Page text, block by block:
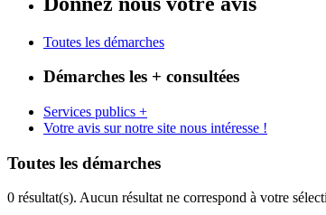
Toutes les démarches
Démarches les + consultées
Services publics +
Votre avis sur notre site nous intéresse !
Toutes les démarches
0 résultat(s). Aucun résultat ne correspond à votre